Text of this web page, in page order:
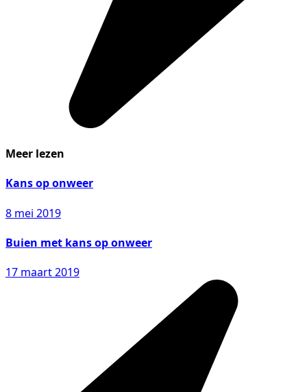
Meer lezen
Kans op onweer
8 mei 2019
Buien met kans op onweer
17 maart 2019